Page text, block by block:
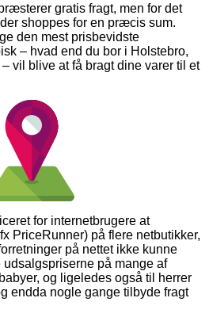
gratis fragt, men for det
shoppes for en præcis sum.
den mest prisbevidste
– hvad end du bor i Holstebro,
vil blive at få bragt dine varer til et
for internetbrugere at
PriceRunner) på flere netbutikker,
på nettet ikke kunne
på mange af
og ligeledes også til herrer
endda nogle gange tilbyde fragt